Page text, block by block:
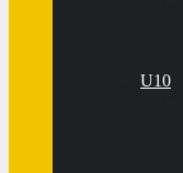
U10